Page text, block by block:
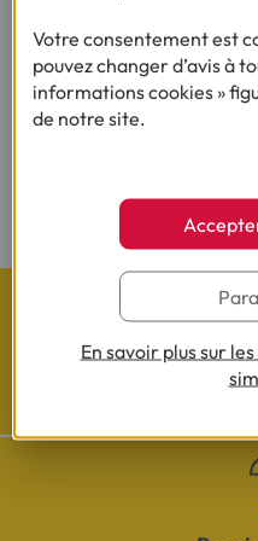
(1) Vous recevrez ensuite un
renvoyer complété, daté, signé et
vue d'une acceptation définitive.
Les
Votre consentement est
pouvez changer d’avis à
informations cookies »
de notre site.
En savoir plus sur